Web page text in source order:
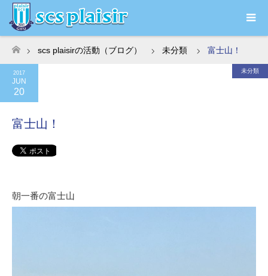
ホーム
scs plaisirの活動（ブログ） 未分類 富士山！
2017
JUN
20
未分類
富士山！
朝一番の富士山